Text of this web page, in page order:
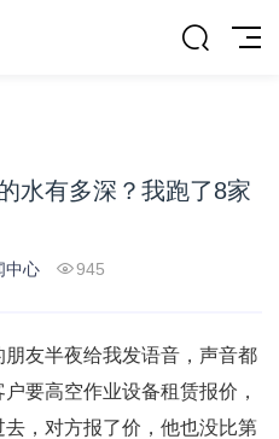
水有多深？我跑了8家
中心 945
朋友半夜给我发语音，声音都
要高空作业设备租赁报价，
，对方报了价，他也没比第